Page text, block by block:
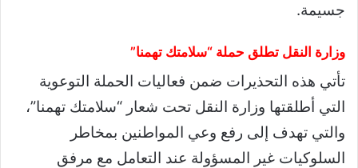
جسيمة.
وزارة النقل تطلق حملة “سلامتك تهمنا”
تأتي هذه التحذيرات ضمن فعاليات الحملة التوعوية
التي أطلقتها وزارة النقل تحت شعار “سلامتك تهمنا”،
والتي تهدف إلى رفع وعي المواطنين بمخاطر
السلوكيات غير المسؤولة عند التعامل مع مرفق